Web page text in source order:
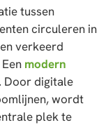
tussen
circuleren in
verkeerd
modern
Door digitale
wordt
plek te